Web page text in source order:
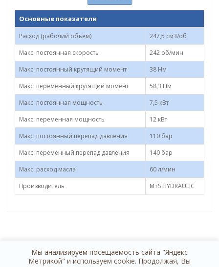
Основные показатели
Расход (рабочий объём)
247,5 см3/об
Макс. постоянная скорость
242 об/мин
Макс. постоянный крутящий момент
38 Нм
Макс. переменный крутящий момент
58,3 Нм
Макс. постоянная мощность
7,5 кВт
Макс. переменная мощность
12 кВт
Макс. постоянный перепад давления
110 бар
Макс. переменный перепад давления
140 бар
Макс. расход масла
60 л/мин
Производитель
M+S HYDRAULIC
Мы анализируем посещаемость сайта "Яндекс
Метрикой" и используем cookie. Продолжая, Вы